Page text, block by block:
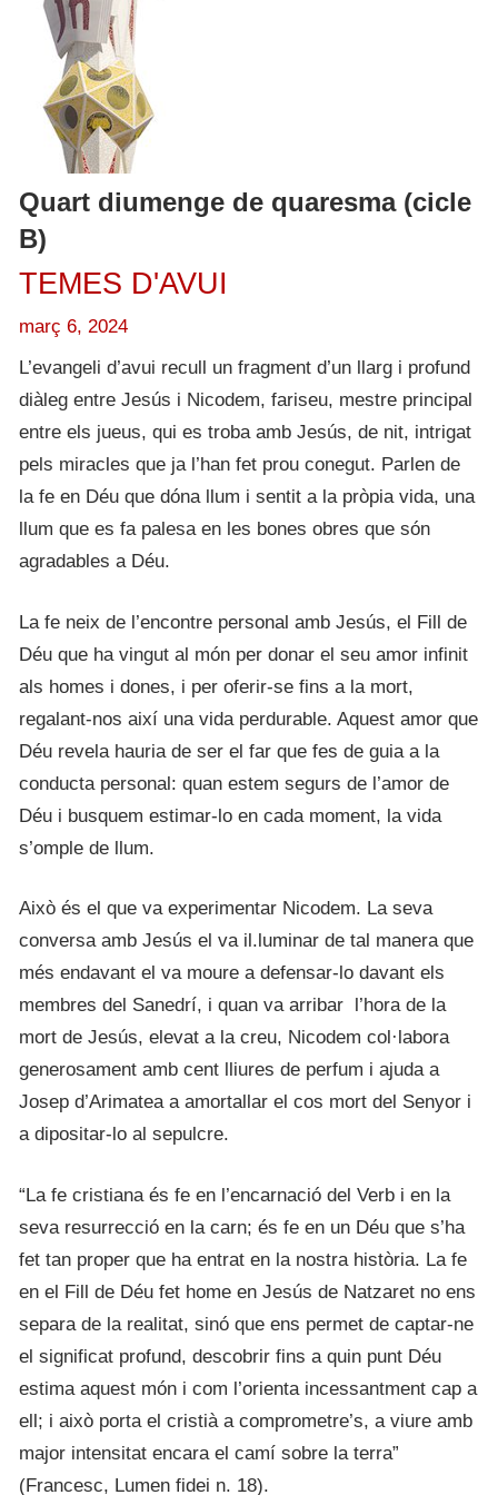
Quart diumenge de quaresma (cicle
B)
TEMES D'AVUI
març 6, 2024
L’evangeli d’avui recull un fragment d’un llarg i profund
diàleg entre Jesús i Nicodem, fariseu, mestre principal
entre els jueus, qui es troba amb Jesús, de nit, intrigat
pels miracles que ja l’han fet prou conegut. Parlen de
la fe en Déu que dóna llum i sentit a la pròpia vida, una
llum que es fa palesa en les bones obres que són
agradables a Déu.
La fe neix de l’encontre personal amb Jesús, el Fill de
Déu que ha vingut al món per donar el seu amor infinit
als homes i dones, i per oferir-se fins a la mort,
regalant-nos així una vida perdurable. Aquest amor que
Déu revela hauria de ser el far que fes de guia a la
conducta personal: quan estem segurs de l’amor de
Déu i busquem estimar-lo en cada moment, la vida
s’omple de llum.
Això és el que va experimentar Nicodem. La seva
conversa amb Jesús el va il.luminar de tal manera que
més endavant el va moure a defensar-lo davant els
membres del Sanedrí, i quan va arribar l’hora de la
mort de Jesús, elevat a la creu, Nicodem col·labora
generosament amb cent lliures de perfum i ajuda a
Josep d’Arimatea a amortallar el cos mort del Senyor i
a dipositar-lo al sepulcre.
“La fe cristiana és fe en l’encarnació del Verb i en la
seva resurrecció en la carn; és fe en un Déu que s’ha
fet tan proper que ha entrat en la nostra història. La fe
en el Fill de Déu fet home en Jesús de Natzaret no ens
separa de la realitat, sinó que ens permet de captar-ne
el significat profund, descobrir fins a quin punt Déu
estima aquest món i com l’orienta incessantment cap a
ell; i això porta el cristià a comprometre’s, a viure amb
major intensitat encara el camí sobre la terra”
(Francesc, Lumen fidei n. 18).